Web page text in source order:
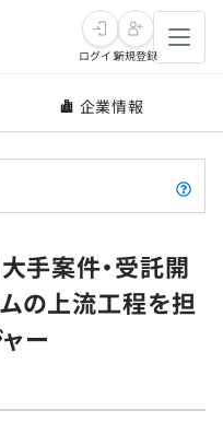
ログイン新規登録
企業情報
大手案件・受託開
の上流工程を担
ー